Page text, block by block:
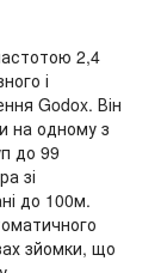
2,4
і
Godox. Він
на одному з
до 99
зі
до 100м.
зйомки, що